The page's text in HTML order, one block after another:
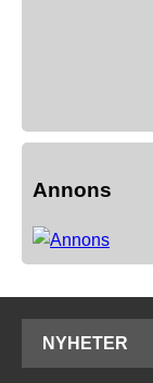
Annons
NYHETER